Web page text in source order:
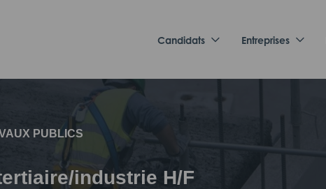
Candidats Entreprises
PUBLICS
industrie H/F